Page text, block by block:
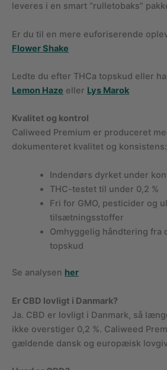
leveres i en smart “rulletobaks”
Er du til en mere euforiserende
Flower Shake
Ledte du efter THCa topskud eller
Lemon Haze eller Lys Marok
Kvalitet og kontrol
Caliweed Premium er produceret
dokumenteret kvalitet og konsistens:
Indendørs dyrket under
THC-testet til under 0,2 %
Fri for GMO, pesticider og
tilsætningsstoffer
Omhyggelig håndtering
topskud
Se analysen her
Er CBD lovligt i Danmark?
Ja. CBD er lovligt i Danmark, så
ikke overstiger 0,2 %. Caliweed
gældende dansk og europæisk